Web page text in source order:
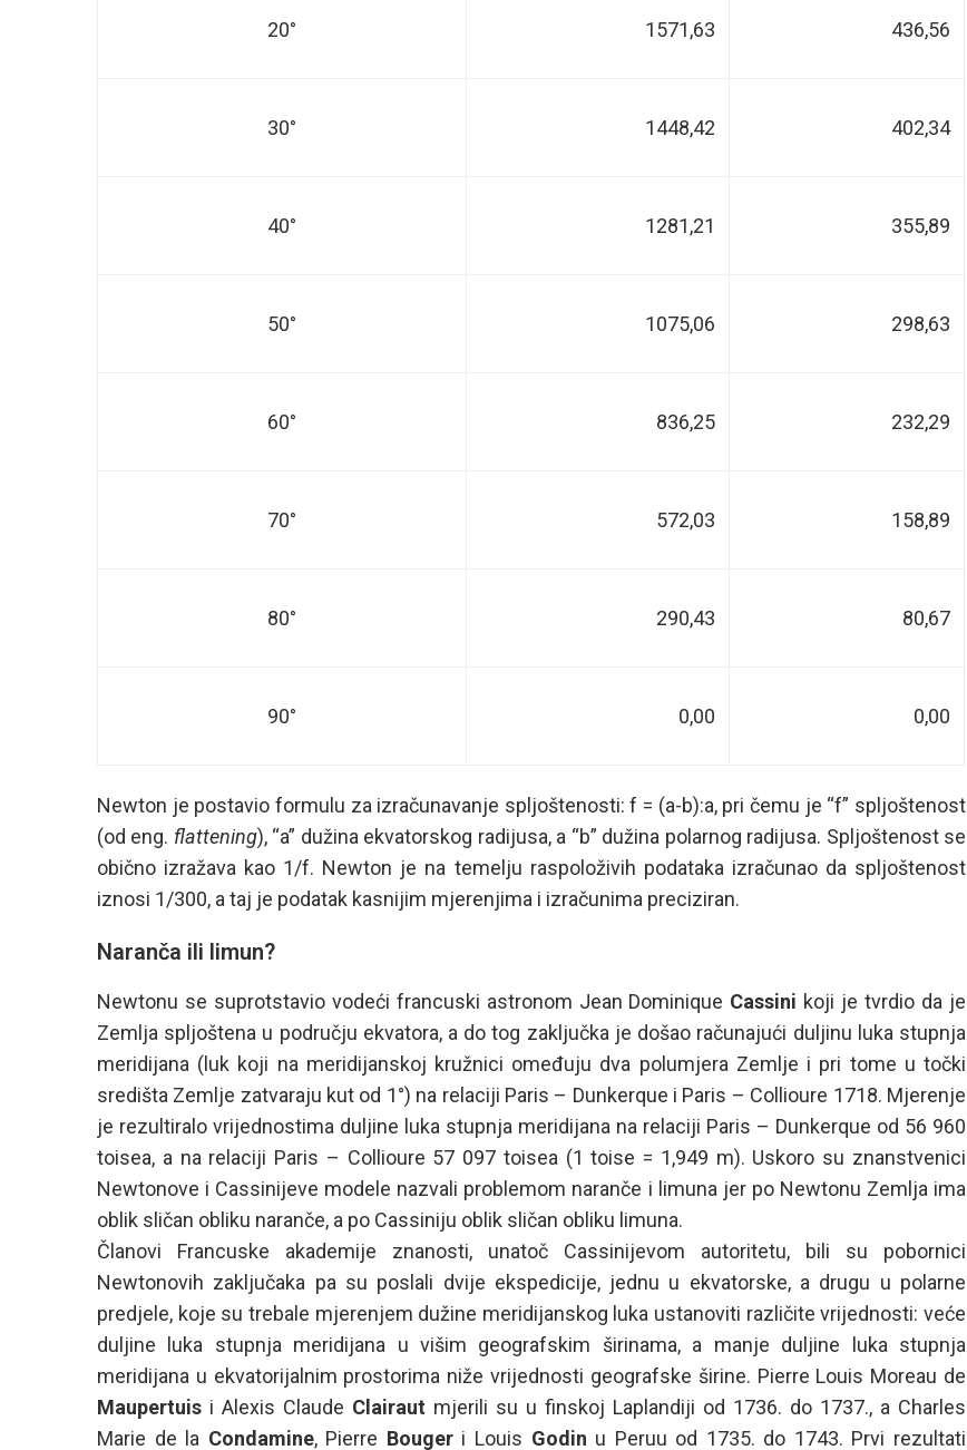
20° 1571,63 436,56
30° 1448,42 402,34
40° 1281,21 355,89
50° 1075,06 298,63
60° 836,25 232,29
70° 572,03 158,89
80° 290,43 80,67
90° 0,00 0,00
Newton je postavio formulu za izračunavanje spljoštenosti: f = (a-b):a, pri čemu je “f” spljoštenost
(od eng. flattening), “a” dužina ekvatorskog radijusa, a “b” dužina polarnog radijusa. Spljoštenost se
obično izražava kao 1/f. Newton je na temelju raspoloživih podataka izračunao da spljoštenost
iznosi 1/300, a taj je podatak kasnijim mjerenjima i izračunima preciziran.
Naranča ili limun?
Newtonu se suprotstavio vodeći francuski astronom Jean Dominique Cassini koji je tvrdio da je
Zemlja spljoštena u području ekvatora, a do tog zaključka je došao računajući duljinu luka stupnja
meridijana (luk koji na meridijanskoj kružnici omeđuju dva polumjera Zemlje i pri tome u točki
središta Zemlje zatvaraju kut od 1°) na relaciji Paris – Dunkerque i Paris – Collioure 1718. Mjerenje
je rezultiralo vrijednostima duljine luka stupnja meridijana na relaciji Paris – Dunkerque od 56 960
toisea, a na relaciji Paris – Collioure 57 097 toisea (1 toise = 1,949 m). Uskoro su znanstvenici
Newtonove i Cassinijeve modele nazvali problemom naranče i limuna jer po Newtonu Zemlja ima
oblik sličan obliku naranče, a po Cassiniju oblik sličan obliku limuna.
Članovi Francuske akademije znanosti, unatoč Cassinijevom autoritetu, bili su pobornici
Newtonovih zaključaka pa su poslali dvije ekspedicije, jednu u ekvatorske, a drugu u polarne
predjele, koje su trebale mjerenjem dužine meridijanskog luka ustanoviti različite vrijednosti: veće
duljine luka stupnja meridijana u višim geografskim širinama, a manje duljine luka stupnja
meridijana u ekvatorijalnim prostorima niže vrijednosti geografske širine. Pierre Louis Moreau de
Maupertuis i Alexis Claude Clairaut mjerili su u finskoj Laplandiji od 1736. do 1737., a Charles
Marie de la Condamine, Pierre Bougeri Louis Godin u Peruu od 1735. do 1743. Prvi rezultati